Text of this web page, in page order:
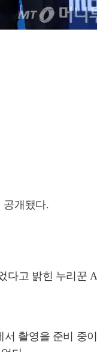
공개됐다.
다고 밝힌 누리꾼
촬영을 준비 중